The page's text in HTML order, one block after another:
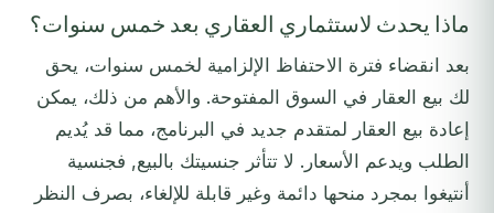
ماذا يحدث لاستثماري العقاري بعد خمس سنوات؟
بعد انقضاء فترة الاحتفاظ الإلزامية لخمس سنوات، يحق
لك بيع العقار في السوق المفتوحة. والأهم من ذلك، يمكن
إعادة بيع العقار لمتقدم جديد في البرنامج، مما قد يُديم
الطلب ويدعم الأسعار. لا تتأثر جنسيتك بالبيع, فجنسية
أنتيغوا بمجرد منحها دائمة وغير قابلة للإلغاء، بصرف النظر